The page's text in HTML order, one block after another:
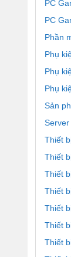
PC
PC
Phần
Phụ
Phụ
Phụ
Sản
Server
Thiết
Thiết
Thiết
Thiết
Thiết
Thiết
Thiết